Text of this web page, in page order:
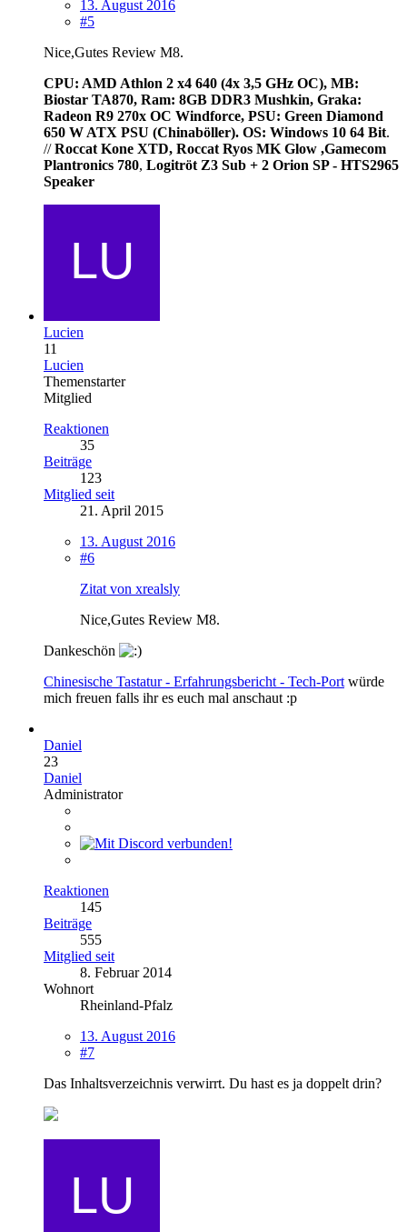
13. August 2016
#5
Nice,Gutes Review M8.
CPU: AMD Athlon 2 x4 640 (4x 3,5 GHz OC), MB:
Biostar TA870, Ram: 8GB DDR3 Mushkin, Graka:
Radeon R9 270x OC Windforce, PSU: Green Diamond
650 W ATX PSU (Chinaböller). OS: Windows 10 64 Bit.
//Roccat Kone XTD, Roccat Ryos MK Glow ,Gamecom
Plantronics 780, Logitröt Z3 Sub + 2 Orion SP - HTS2965
Speaker
Lucien
11
Lucien
Themenstarter
Mitglied
Reaktionen
35
Beiträge
123
Mitglied seit
21. April 2015
13. August 2016
#6
Zitat von xrealsly
Nice,Gutes Review M8.
Dankeschön
Chinesische Tastatur - Erfahrungsbericht - Tech-Portwürde
mich freuen falls ihr es euch mal anschaut :p
Daniel
23
Daniel
Administrator
Reaktionen
145
Beiträge
555
Mitglied seit
8. Februar 2014
Wohnort
Rheinland-Pfalz
13. August 2016
#7
Das Inhaltsverzeichnis verwirrt. Du hast es ja doppelt drin?